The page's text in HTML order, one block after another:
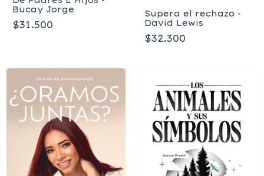
Bucay Jorge
$31.500
Supera el rechazo -
David Lewis
$32.300